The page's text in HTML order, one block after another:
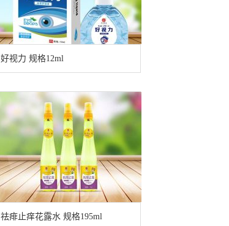
好视力 规格12ml
祛痱止痒花露水 规格195ml